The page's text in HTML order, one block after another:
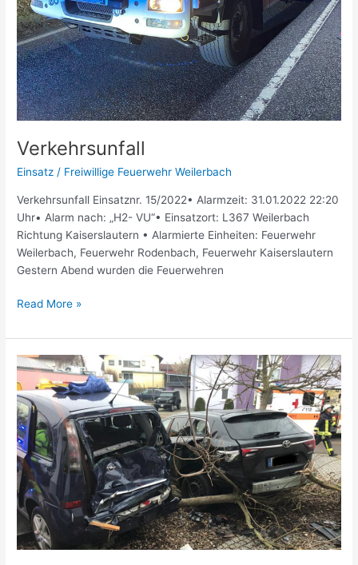
Verkehrsunfall
Einsatz / Freiwillige Feuerwehr Weilerbach
Verkehrsunfall Einsatznr. 15/2022• Alarmzeit: 31.01.2022 22:20
Uhr• Alarm nach: „H2- VU“• Einsatzort: L367 Weilerbach
Richtung Kaiserslautern • Alarmierte Einheiten: Feuerwehr
Weilerbach, Feuerwehr Rodenbach, Feuerwehr Kaiserslautern
Gestern Abend wurden die Feuerwehren
Read More »
Verkehrsunfall